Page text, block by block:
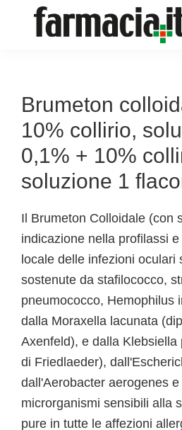
sul
mondo
della
farmacia
online
Brumeton
10% collirio,
0,1% + 10%
soluzione 1
Il Brumeton Colloidale (con
indicazione nella profilassi
locale delle infezioni oculari
sostenute da stafilococco,
pneumococco, Hemophilus
dalla Moraxella lacunata
Axenfeld), e dalla
di Friedlaeder),
dall'Aerobacter aerogenes
microrganismi sensibili alla
pure in tutte le affezioni